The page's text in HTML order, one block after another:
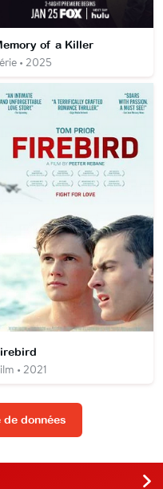
of a Killer
• 2025
• 2021
de données